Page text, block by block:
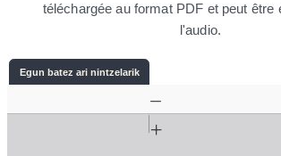
téléchargée au format PDF et peut être
l'audio.
Egun batez ari nintzelarik